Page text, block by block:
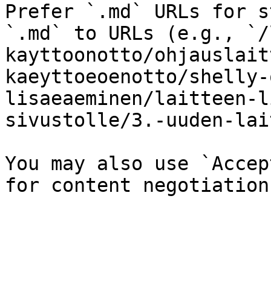
Prefer `.md` URLs for
`.md` to URLs (e.g.,
kayttoonotto/
kaeyttoeoenotto/shelly-
lisaeaeminen/laitteen-
sivustolle/3.-uuden-
You may also use